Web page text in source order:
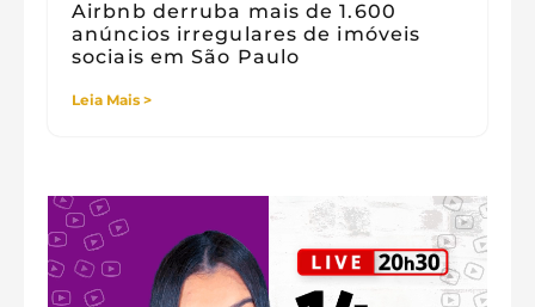
Airbnb derruba mais de 1.600
anúncios irregulares de imóveis
sociais em São Paulo
Leia Mais >